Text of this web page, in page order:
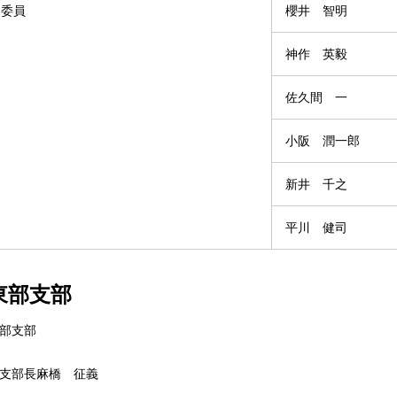
委員 櫻井 智明
神作 英毅
佐久間 一
小阪 潤一郎
新井 千之
平川 健司
部支部
支部
部長麻橋 征義